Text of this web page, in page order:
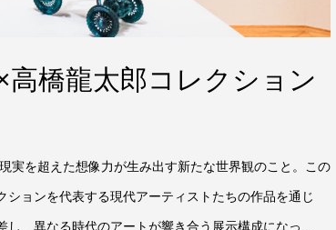
橋龍太郎コレクション
実を超えた想像力が生み出す新たな世界観のこと。この
ョンを代表する現代アーティストたちの作品を通じ
、異なる時代のアートが響き合う展示構成になっ...